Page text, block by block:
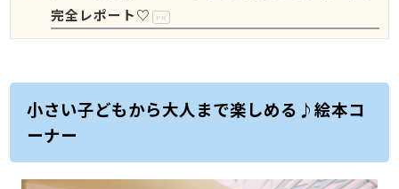
完全レポート♡
PR
小さい子どもから大人まで楽しめる♪絵本コ
ーナー